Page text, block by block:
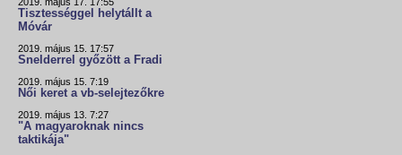
Tisztességgel helytállt a
Móvár
2019. május 15. 17:57
Snelderrel győzött a Fradi
2019. május 15. 7:19
Női keret a vb-selejtezőkre
2019. május 13. 7:27
"A magyaroknak nincs
taktikája"